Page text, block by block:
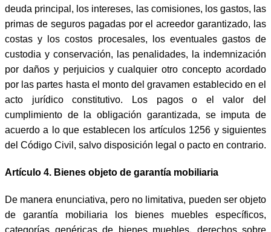
deuda principal, los intereses, las comisiones, los gastos, las
primas de seguros pagadas por el acreedor garantizado, las
costas y los costos procesales, los eventuales gastos de
custodia y conservación, las penalidades, la indemnización
por daños y perjuicios y cualquier otro concepto acordado
por las partes hasta el monto del gravamen establecido en el
acto jurídico constitutivo. Los pagos o el valor del
cumplimiento de la obligación garantizada, se imputa de
acuerdo a lo que establecen los artículos 1256 y siguientes
del Código Civil, salvo disposición legal o pacto en contrario.
Artículo 4. Bienes objeto de garantía mobiliaria
De manera enunciativa, pero no limitativa, pueden ser objeto
de garantía mobiliaria los bienes muebles específicos,